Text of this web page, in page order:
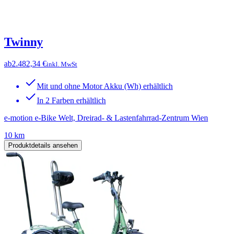
Twinny
ab2.482,34 €inkl. MwSt
Mit und ohne Motor Akku (Wh) erhältlich
In 2 Farben erhältlich
e-motion e-Bike Welt, Dreirad- & Lastenfahrrad-Zentrum Wien
10 km
Produktdetails ansehen